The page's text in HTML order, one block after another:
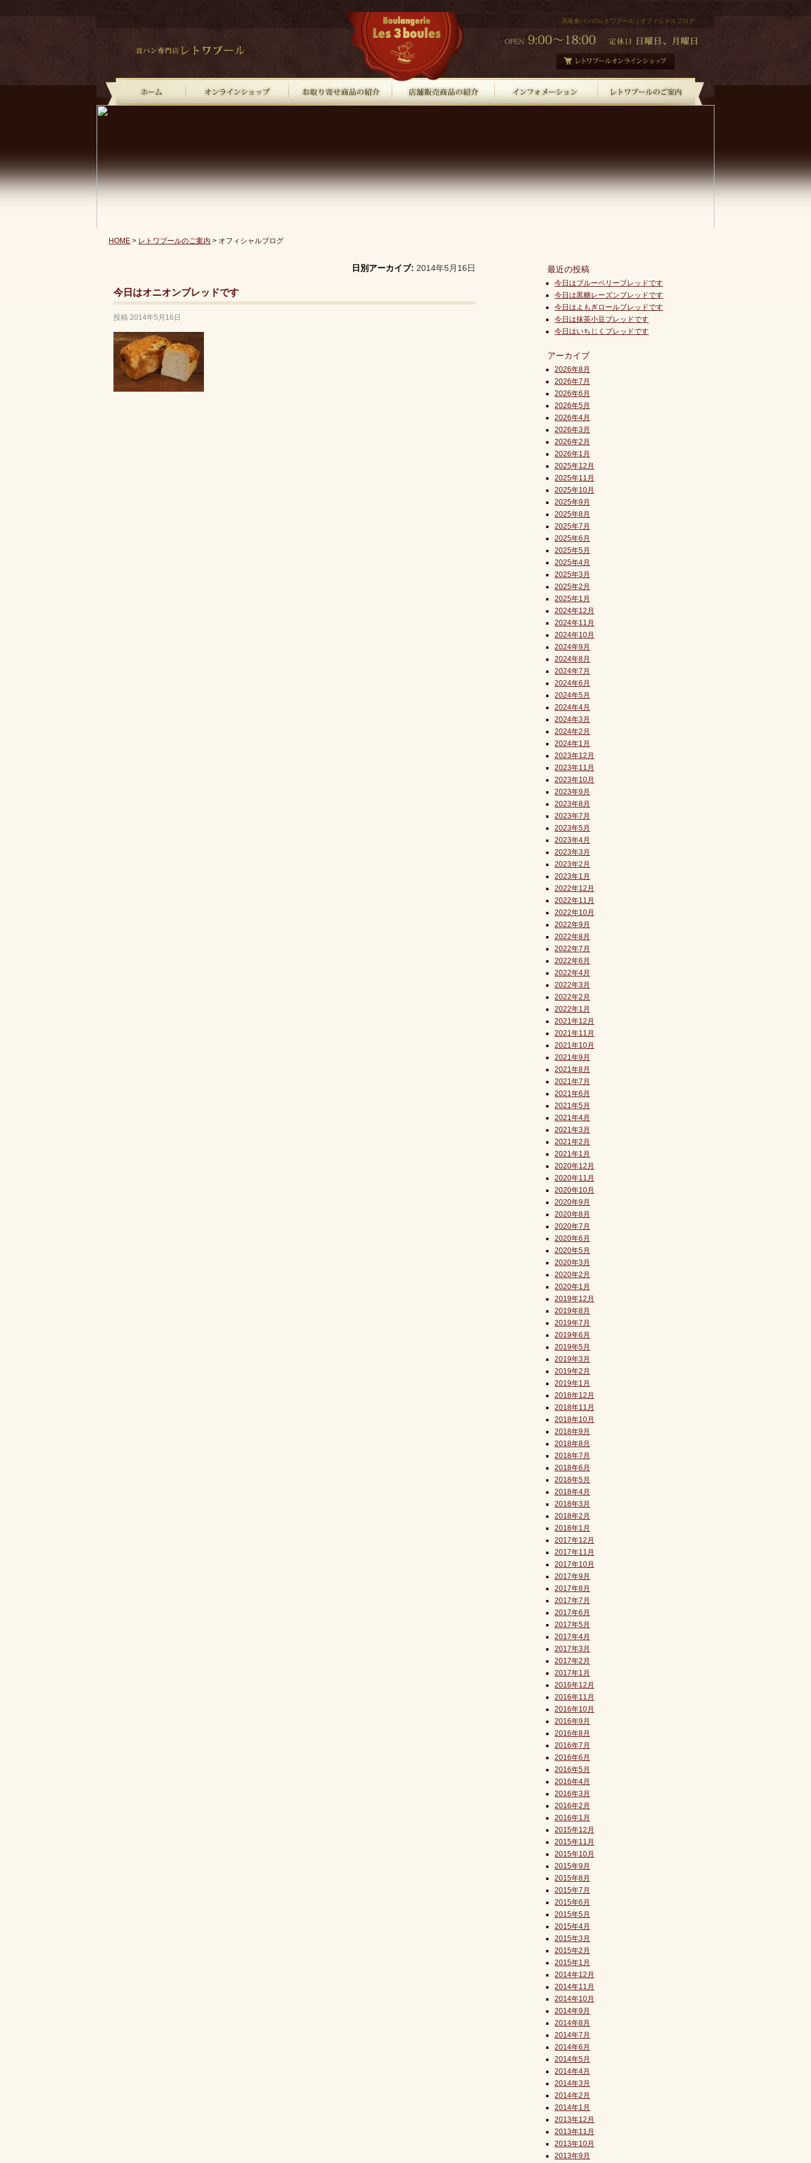
高級食パンのレトワブール｜オフィシャルブログ
HOME > レトワブールのご案内 > オフィシャルブログ
最近の投稿
今日はブルーベリーブレッドです
今日は黒糖レーズンブレッドです
今日はよもぎロールブレッドです
今日は抹茶小豆ブレッドです
今日はいちじくブレッドです
アーカイブ
2026年8月
2026年7月
2026年6月
2026年5月
2026年4月
2026年3月
2026年2月
2026年1月
2025年12月
2025年11月
2025年10月
2025年9月
2025年8月
2025年7月
2025年6月
2025年5月
2025年4月
2025年3月
2025年2月
2025年1月
2024年12月
2024年11月
2024年10月
2024年9月
2024年8月
2024年7月
2024年6月
2024年5月
2024年4月
2024年3月
2024年2月
2024年1月
2023年12月
2023年11月
2023年10月
2023年9月
2023年8月
2023年7月
2023年5月
2023年4月
2023年3月
2023年2月
2023年1月
2022年12月
2022年11月
2022年10月
2022年9月
2022年8月
2022年7月
2022年6月
2022年4月
2022年3月
2022年2月
2022年1月
2021年12月
2021年11月
2021年10月
2021年9月
2021年8月
2021年7月
2021年6月
2021年5月
2021年4月
2021年3月
2021年2月
2021年1月
2020年12月
2020年11月
2020年10月
2020年9月
2020年8月
2020年7月
2020年6月
2020年5月
2020年3月
2020年2月
2020年1月
2019年12月
2019年8月
2019年7月
2019年6月
2019年5月
2019年3月
2019年2月
2019年1月
2018年12月
2018年11月
2018年10月
2018年9月
2018年8月
2018年7月
2018年6月
2018年5月
2018年4月
2018年3月
2018年2月
2018年1月
2017年12月
2017年11月
2017年10月
2017年9月
2017年8月
2017年7月
2017年6月
2017年5月
2017年4月
2017年3月
2017年2月
2017年1月
2016年12月
2016年11月
2016年10月
2016年9月
2016年8月
2016年7月
2016年6月
2016年5月
2016年4月
2016年3月
2016年2月
2016年1月
2015年12月
2015年11月
2015年10月
2015年9月
2015年8月
2015年7月
2015年6月
2015年5月
2015年4月
2015年3月
2015年2月
2015年1月
2014年12月
2014年11月
2014年10月
2014年9月
2014年8月
2014年7月
2014年6月
2014年5月
2014年4月
2014年3月
2014年2月
2014年1月
2013年12月
2013年11月
2013年10月
2013年9月
日別アーカイブ: 2014年5月16日
今日はオニオンブレッドです
投稿 2014年5月16日